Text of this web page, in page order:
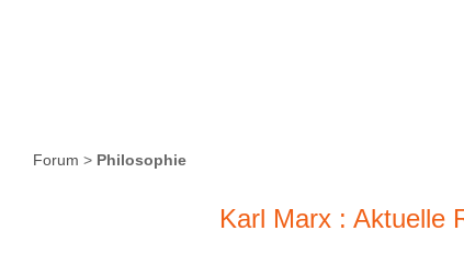
Forum > Philosophie
Karl Marx : Aktuelle